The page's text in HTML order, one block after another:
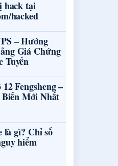
hack tại
hacked
– Hướng
Giá Chứng
Tuyến
Fengsheng –
Mới Nhất
là gì? Chỉ số
hiểm